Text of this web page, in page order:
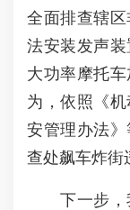
全面排查辖
法安装发声
大功率摩托
为，依照《
安管理办法
查处飙车炸街
下一步，我